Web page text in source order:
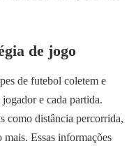
de jogo
de futebol coletem e
e cada partida.
como distância percorrida,
Essas informações